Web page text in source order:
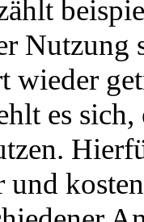
Nutzung
wieder
es
und